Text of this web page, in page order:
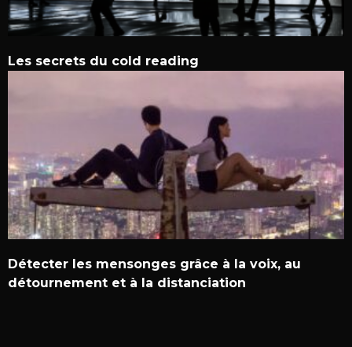
Les secrets du cold reading
Détecter les mensonges grâce à la voix, au
détournement et à la distanciation